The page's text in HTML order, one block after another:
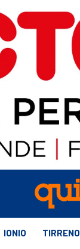
IONIO TIRRENO